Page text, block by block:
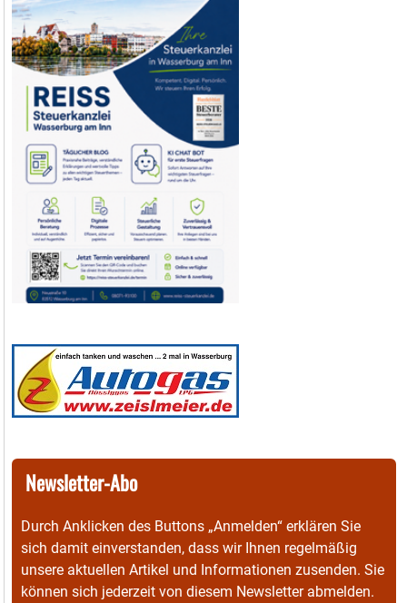
Newsletter-Abo
Durch Anklicken des Buttons „Anmelden“ erklären Sie
sich damit einverstanden, dass wir Ihnen regelmäßig
unsere aktuellen Artikel und Informationen zusenden. Sie
können sich jederzeit von diesem Newsletter abmelden.